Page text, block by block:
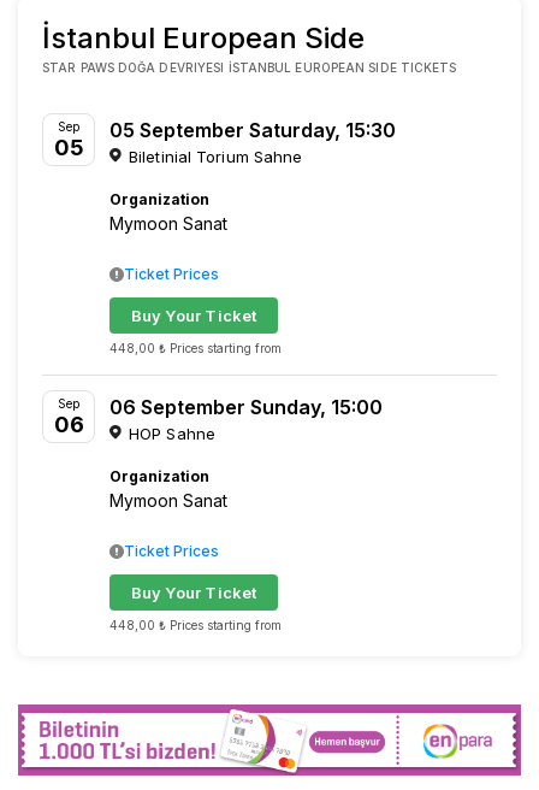
İstanbul European Side
STAR PAWS DOĞA DEVRIYESI İSTANBUL EUROPEAN SIDE TICKETS
Sep
05
05 September Saturday, 15:30
Biletinial Torium Sahne
Organization
Mymoon Sanat
448,00 ₺ Prices starting from
Buy Your Ticket
Ticket Prices
Sep
06
06 September Sunday, 15:00
HOP Sahne
Organization
Mymoon Sanat
448,00 ₺ Prices starting from
Buy Your Ticket
Ticket Prices